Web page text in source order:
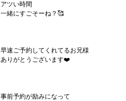
アツい時間
一緒にすごそーね？🥰
早速ご予約してくれてるお兄様
ありがとうございます❤️
事前予約が励みになって